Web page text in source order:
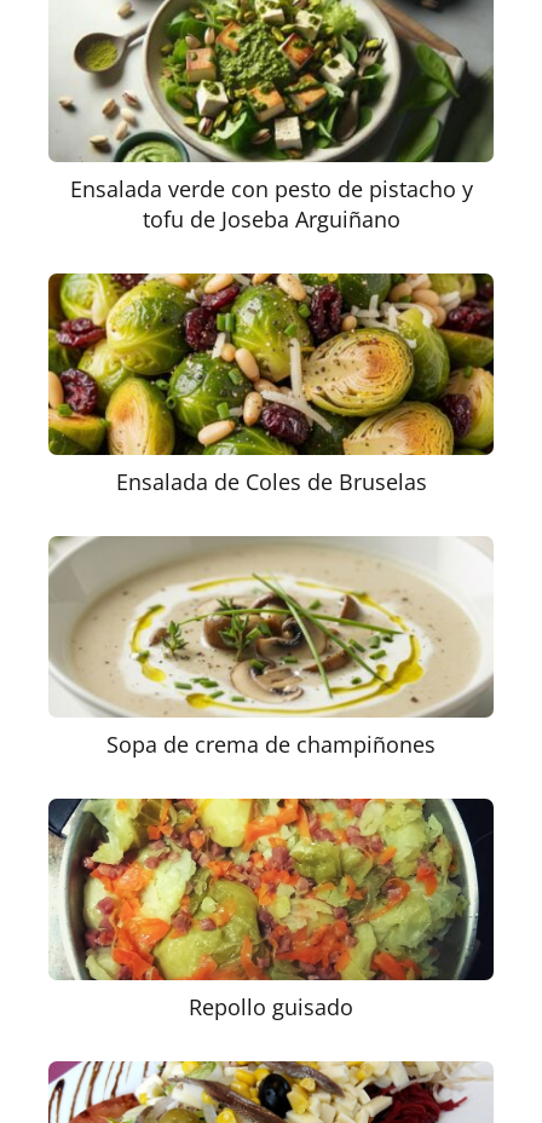
Ensalada verde con pesto de pistacho y
tofu de Joseba Arguiñano
Ensalada de Coles de Bruselas
Sopa de crema de champiñones
Repollo guisado